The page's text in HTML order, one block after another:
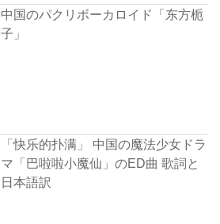
中国のパクリボーカロイド「东方栀
子」
「快乐的扑满」 中国の魔法少女ドラ
マ「巴啦啦小魔仙」のED曲 歌詞と
日本語訳